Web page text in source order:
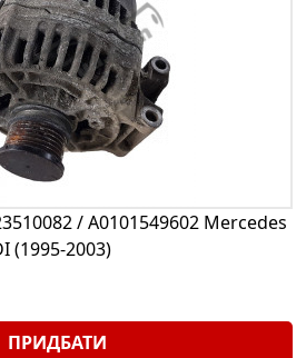
/ A0101549602 Mercedes
(1995-2003)
ПРИДБАТИ